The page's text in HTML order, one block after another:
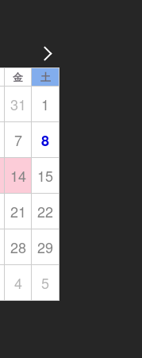
金 土
31
1
7
8
14
15
21
22
28 29
4 5